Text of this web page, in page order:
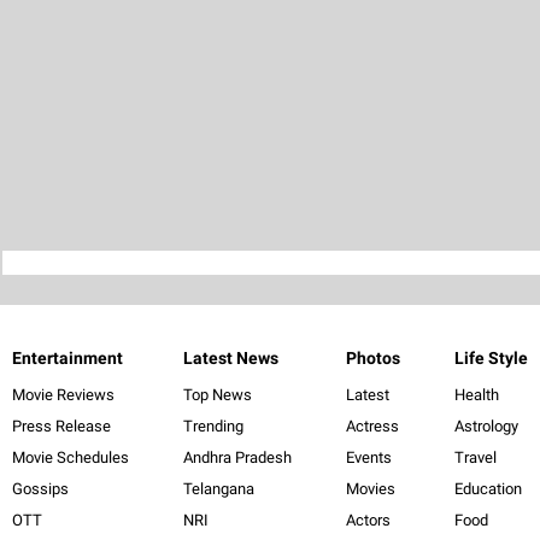
Entertainment
Movie Reviews
Press Release
Movie Schedules
Gossips
OTT
Latest News
Top News
Trending
Andhra Pradesh
Telangana
NRI
Photos
Latest
Actress
Events
Movies
Actors
Life Style
Health
Astrology
Travel
Education
Food